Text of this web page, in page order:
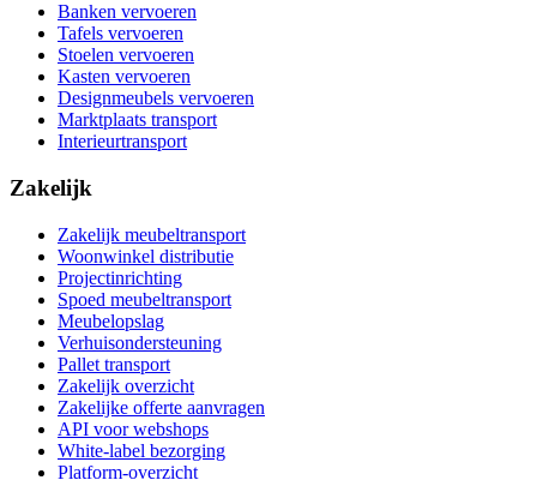
Banken vervoeren
Tafels vervoeren
Stoelen vervoeren
Kasten vervoeren
Designmeubels vervoeren
Marktplaats transport
Interieurtransport
Zakelijk
Zakelijk meubeltransport
Woonwinkel distributie
Projectinrichting
Spoed meubeltransport
Meubelopslag
Verhuisondersteuning
Pallet transport
Zakelijk overzicht
Zakelijke offerte aanvragen
API voor webshops
White-label bezorging
Platform-overzicht